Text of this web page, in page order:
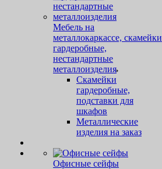
Мебель на
металлокаркассе, скамейки
гардеробные,
нестандартные
металлоизделия
Скамейки
гардеробные,
подставки для
шкафов
Металлические
изделия на заказ
Офисные сейфы